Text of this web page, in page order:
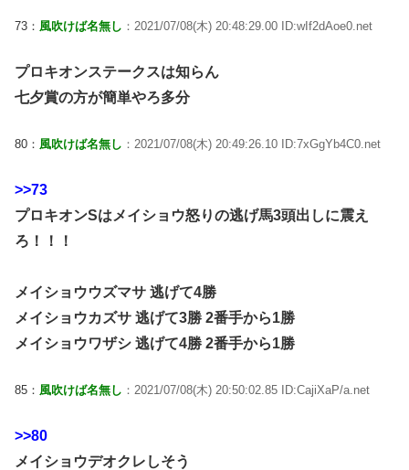
73： 風吹けば名無し ：2021/07/08(木) 20:48:29.00 ID:wIf2dAoe0.net
プロキオンステークスは知らん
七夕賞の方が簡単やろ多分
80： 風吹けば名無し ：2021/07/08(木) 20:49:26.10 ID:7xGgYb4C0.net
>>73
プロキオンSはメイショウ怒りの逃げ馬3頭出しに震え
ろ！！！
メイショウウズマサ 逃げて4勝
メイショウカズサ 逃げて3勝 2番手から1勝
メイショウワザシ 逃げて4勝 2番手から1勝
85： 風吹けば名無し ：2021/07/08(木) 20:50:02.85 ID:CajiXaP/a.net
>>80
メイショウデオクレしそう